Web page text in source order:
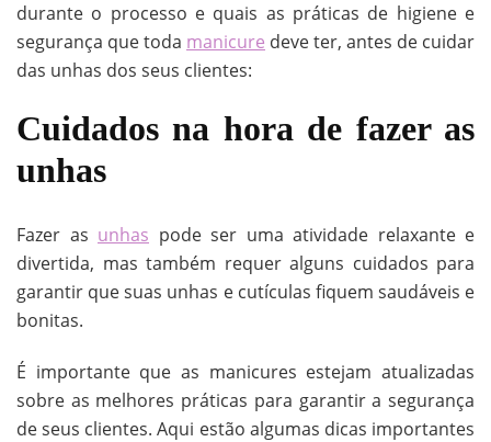
durante o processo e quais as práticas de higiene e
segurança que toda manicure deve ter, antes de cuidar
das unhas dos seus clientes:
Cuidados na hora de fazer as
unhas
Fazer as unhas pode ser uma atividade relaxante e
divertida, mas também requer alguns cuidados para
garantir que suas unhas e cutículas fiquem saudáveis e
bonitas.
É importante que as manicures estejam atualizadas
sobre as melhores práticas para garantir a segurança
de seus clientes. Aqui estão algumas dicas importantes